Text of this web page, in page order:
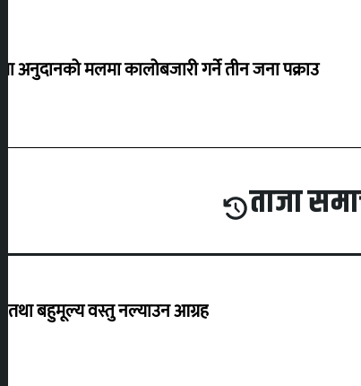
अनुदानको मलमा कालोबजारी गर्ने तीन जना पक्राउ
ताजा
तथा बहुमूल्य वस्तु नल्याउन आग्रह